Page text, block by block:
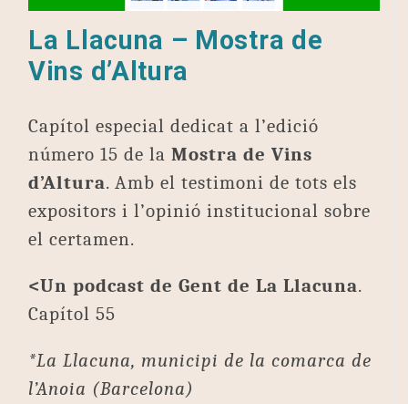
La Llacuna – Mostra de
Vins d’Altura
Capítol especial dedicat a l’edició
número 15 de la Mostra de Vins
d’Altura. Amb el testimoni de tots els
expositors i l’opinió institucional sobre
el certamen.
<Un podcast de Gent de La Llacuna.
Capítol 55
*La Llacuna, municipi de la comarca de
l’Anoia (Barcelona)